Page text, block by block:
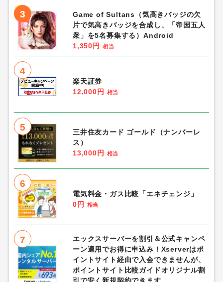
3
Game of Sultans（気高きバッジの欠
片で気高きバッジを合成し、「帝国五人
衆」を5名募集する）Android
1,350円
相当
4
楽天証券
12,000円
相当
5
三井住友カード ゴールド（ナンバーレ
ス）
13,000円
相当
6
電気料金・ガス比較「エネチェンジ」
0円
相当
7
エックスサーバーを割引＆公式キャンペ
ーン適用でお得に申込み！Xserverはポ
イントサイト経由で入会できませんが、
ポイントサイト比較ガイドオリジナル割